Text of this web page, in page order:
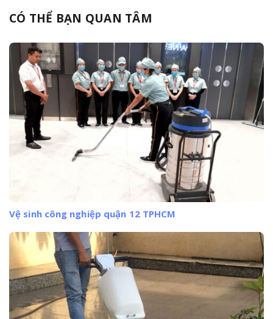
CÓ THỂ BẠN QUAN TÂM
Vệ sinh công nghiệp quận 12 TPHCM